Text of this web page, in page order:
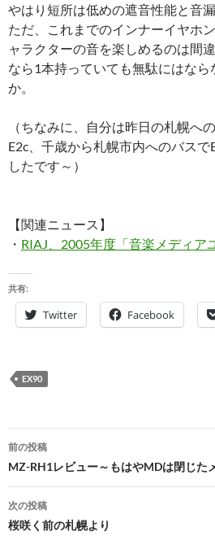
やはり短所は低めの遮音性能と音
ただ、これまでのインナーイヤホ
ャラクターの音を楽しめるのは間
なら1本持っていても無駄にはなら
か。
（ちなみに、自分は昨日の札幌へ
E2c、千歳から札幌市内へのバスで
したです～）
【関連ニュース】
・ RIAJ、2005年度「音楽メディア
共有:
Twitter Facebook
EX90
投
稿
ナ
ビ
前の投稿
MZ-RH1レビュー～もはやMDは閉じた
次の投稿
桜咲く前の札幌より